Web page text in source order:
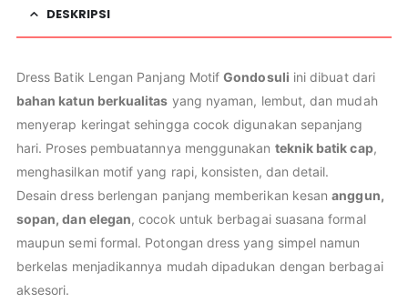
DESKRIPSI
Dress Batik Lengan Panjang MotifGondosuli ini dibuat dari
bahan katun berkualitas yang nyaman, lembut, dan mudah
menyerap keringat sehingga cocok digunakan sepanjang
hari. Proses pembuatannya menggunakan teknik batik cap,
menghasilkan motif yang rapi, konsisten, dan detail.
Desain dress berlengan panjang memberikan kesananggun,
sopan, dan elegan, cocok untuk berbagai suasana formal
maupun semi formal. Potongan dress yang simpel namun
berkelas menjadikannya mudah dipadukan dengan berbagai
aksesori.